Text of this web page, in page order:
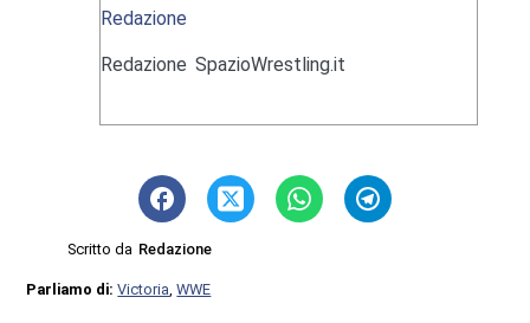
Redazione
Redazione SpazioWrestling.it
Scritto da Redazione
Parliamo di:Victoria ,WWE